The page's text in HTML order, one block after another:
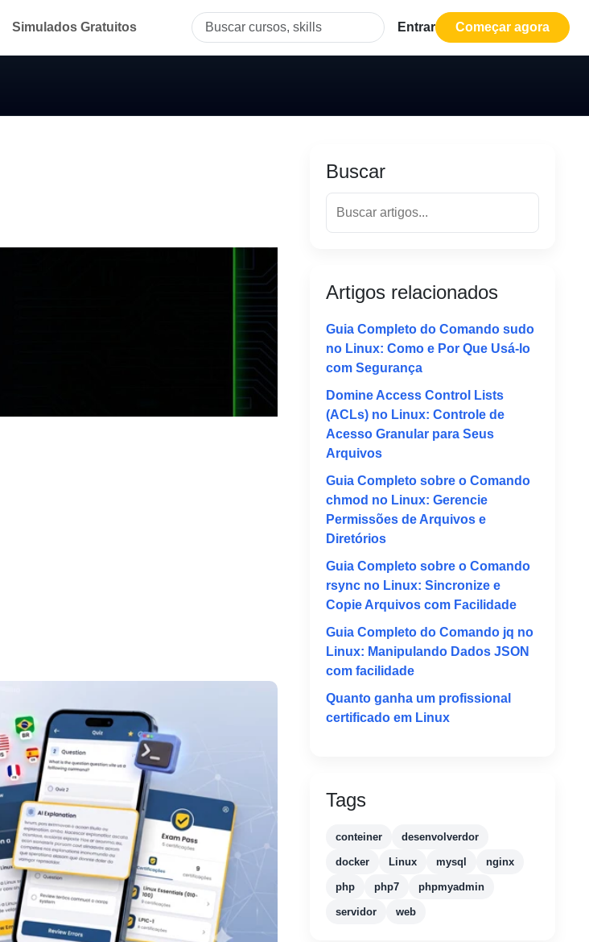
Simulados Gratuitos Entrar Começar agora
Buscar
Artigos relacionados
Guia Completo do Comando sudo
no Linux: Como e Por Que Usá-lo
com Segurança
Domine Access Control Lists
(ACLs) no Linux: Controle de
Acesso Granular para Seus
Arquivos
Guia Completo sobre o Comando
chmod no Linux: Gerencie
Permissões de Arquivos e
Diretórios
Guia Completo sobre o Comando
rsync no Linux: Sincronize e
Copie Arquivos com Facilidade
Guia Completo do Comando jq no
Linux: Manipulando Dados JSON
com facilidade
Quanto ganha um profissional
certificado em Linux
Tags
conteiner desenvolverdor
docker Linux mysql nginx
php php7 phpmyadmin
servidor web